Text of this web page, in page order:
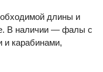
длины и
В наличии — фалы с
и карабинами,